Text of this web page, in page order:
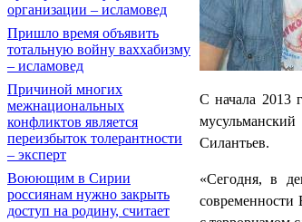
организации – исламовед
Пришло время объявить
тотальную войну ваххабизму
– исламовед
Причиной многих
межнациональных
конфликтов является
переизбыток толерантности
– эксперт
Воюющим в Сирии
россиянам нужно закрыть
доступ на родину, считает
С начала 2013
Силантьев.
«Сегодня, в
современности